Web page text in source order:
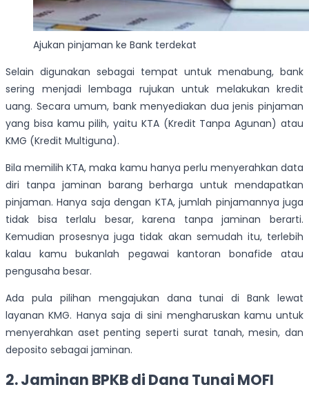
Ajukan pinjaman ke Bank terdekat
Selain digunakan sebagai tempat untuk menabung, bank
sering menjadi lembaga rujukan untuk melakukan kredit
uang. Secara umum, bank menyediakan dua jenis pinjaman
yang bisa kamu pilih, yaitu KTA (Kredit Tanpa Agunan) atau
KMG (Kredit Multiguna).
Bila memilih KTA, maka kamu hanya perlu menyerahkan data
diri tanpa jaminan barang berharga untuk mendapatkan
pinjaman. Hanya saja dengan KTA, jumlah pinjamannya juga
tidak bisa terlalu besar, karena tanpa jaminan berarti.
Kemudian prosesnya juga tidak akan semudah itu, terlebih
kalau kamu bukanlah pegawai kantoran bonafide atau
pengusaha besar.
Ada pula pilihan mengajukan dana tunai di Bank lewat
layanan KMG. Hanya saja di sini mengharuskan kamu untuk
menyerahkan aset penting seperti surat tanah, mesin, dan
deposito sebagai jaminan.
2. Jaminan BPKB di Dana Tunai MOFI